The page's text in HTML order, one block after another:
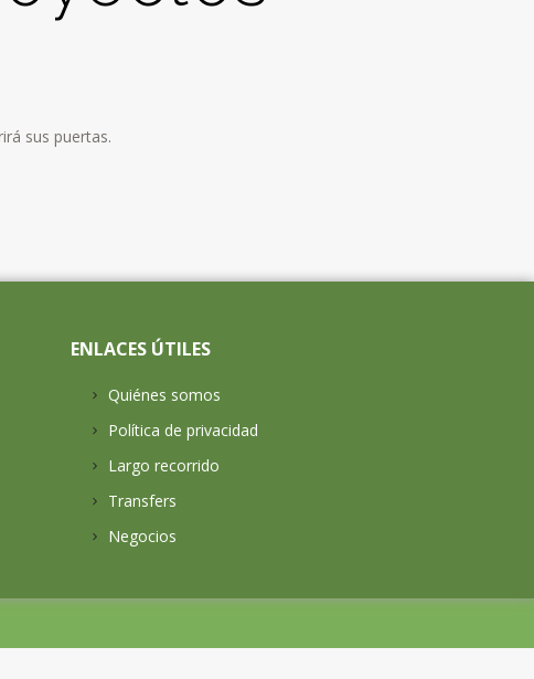
sus puertas.
ENLACES ÚTILES
Quiénes somos
Política de privacidad
Largo recorrido
Transfers
Negocios